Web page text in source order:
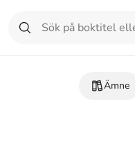
Ämne